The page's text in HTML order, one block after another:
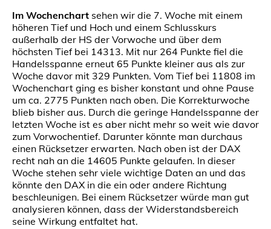
Im Wochenchart sehen wir die 7. Woche mit einem
höheren Tief und Hoch und einem Schlusskurs
außerhalb der HS der Vorwoche und über dem
höchsten Tief bei 14313. Mit nur 264 Punkte fiel die
Handelsspanne erneut 65 Punkte kleiner aus als zur
Woche davor mit 329 Punkten. Vom Tief bei 11808 im
Wochenchart ging es bisher konstant und ohne Pause
um ca. 2775 Punkten nach oben. Die Korrekturwoche
blieb bisher aus. Durch die geringe Handelsspanne der
letzten Woche ist es aber nicht mehr so weit wie davor
zum Vorwochentief. Darunter könnte man durchaus
einen Rücksetzer erwarten. Nach oben ist der DAX
recht nah an die 14605 Punkte gelaufen. In dieser
Woche stehen sehr viele wichtige Daten an und das
könnte den DAX in die ein oder andere Richtung
beschleunigen. Bei einem Rücksetzer würde man gut
analysieren können, dass der Widerstandsbereich
seine Wirkung entfaltet hat.